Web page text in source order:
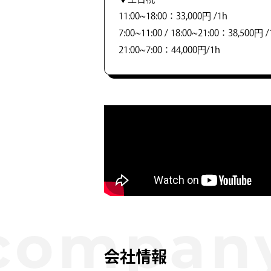
11:00~18:00：33,000円 /1h
7:00~11:00 / 18:00~21:00：38,500円
21:00~7:00：44,000円/1h
会社情報